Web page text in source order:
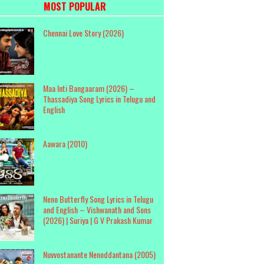
MOST POPULAR
Chennai Love Story (2026)
Maa Inti Bangaaram (2026) –
Thassadiya Song Lyrics in Telugu and
English
Aawara (2010)
Neno Butterfly Song Lyrics in Telugu
and English – Vishwanath and Sons
(2026) | Suriya | G V Prakash Kumar
Nuvvostanante Nenoddantana (2005)